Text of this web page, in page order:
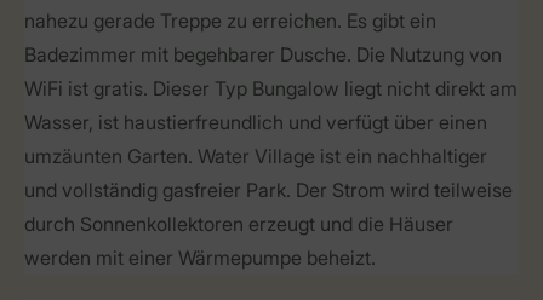
nahezu gerade Treppe zu erreichen. Es gibt ein
Badezimmer mit begehbarer Dusche. Die Nutzung von
WiFi ist gratis. Dieser Typ Bungalow liegt nicht direkt am
Wasser, ist haustierfreundlich und verfügt über einen
umzäunten Garten. Water Village ist ein nachhaltiger
und vollständig gasfreier Park. Der Strom wird teilweise
durch Sonnenkollektoren erzeugt und die Häuser
werden mit einer Wärmepumpe beheizt.